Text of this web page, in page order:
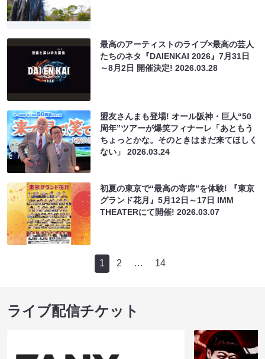
最高のアーティストのライブ×最高の芸人
たちのネタ『DAIENKAI 2026』7月31日
～8月2日 開催決定!2026.03.28
盟友さんまも登場! オール阪神・巨人“50
周年”ツアーが爆笑フィナーレ「あともう
ちょっとかな。そのときはまだ来てほしく
ない」2026.03.24
初夏の東京で“最高の寄席”を体験! 『東京
グランド花月』5月12日～17日 IMM
THEATERにて開催!2026.03.07
1 2 … 14
ライブ配信チケット